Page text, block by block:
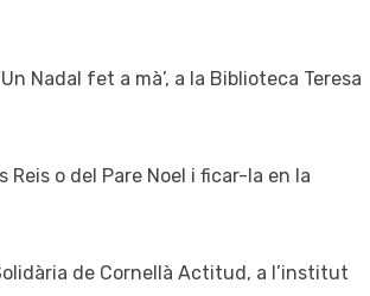
Nadal fet a mà’, a la Biblioteca Teresa
Reis o del Pare Noel i ficar-la en la
de Cornellà Actitud, a l’institut